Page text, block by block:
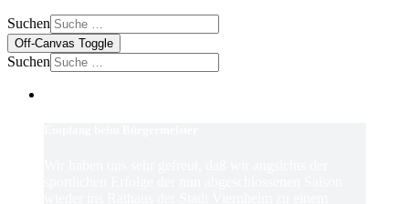
Suchen
Off-Canvas Toggle
Suchen